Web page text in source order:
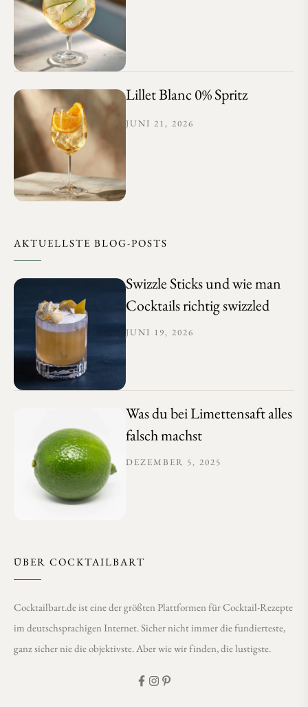
Lillet Blanc 0% Spritz
JUNI 21, 2026
AKTUELLSTE BLOG-POSTS
Swizzle Sticks und wie man
Cocktails richtig swizzled
JUNI 19, 2026
Was du bei Limettensaft alles
falsch machst
DEZEMBER 5, 2025
ÜBER COCKTAILBART
Cocktailbart.de ist eine der größten Plattformen für Cocktail-Rezepte
im deutschsprachigen Internet. Sicher nicht immer die fundierteste,
ganz sicher nie die objektivste. Aber wie wir finden, die lustigste.